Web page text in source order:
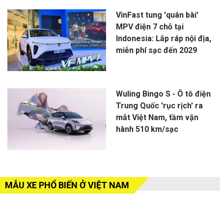
VinFast tung 'quân bài'
MPV điện 7 chỗ tại
Indonesia: Lắp ráp nội địa,
miễn phí sạc đến 2029
Wuling Bingo S - Ô tô điện
Trung Quốc 'rục rịch' ra
mắt Việt Nam, tầm vận
hành 510 km/sạc
MẪU XE PHỔ BIẾN Ở VIỆT NAM